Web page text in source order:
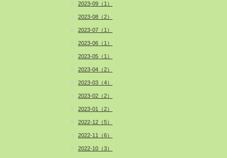
2023-09（1）
2023-08（2）
2023-07（1）
2023-06（1）
2023-05（1）
2023-04（2）
2023-03（4）
2023-02（2）
2023-01（2）
2022-12（5）
2022-11（6）
2022-10（3）